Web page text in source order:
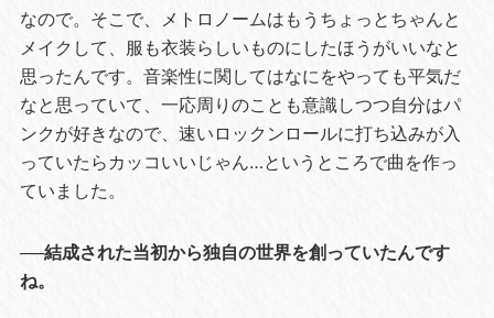
なので。そこで、メトロノームはもうちょっとちゃんと
メイクして、服も衣装らしいものにしたほうがいいなと
思ったんです。音楽性に関してはなにをやっても平気だ
なと思っていて、一応周りのことも意識しつつ自分はパ
ンクが好きなので、速いロックンロールに打ち込みが入
っていたらカッコいいじゃん…というところで曲を作っ
ていました。
──結成された当初から独自の世界を創っていたんです
ね。